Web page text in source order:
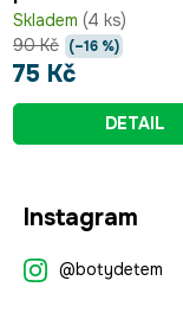
Skladem (4 ks)
75 Kč
90 Kč (–16 %)
DETAIL
Instagram
@botydetem